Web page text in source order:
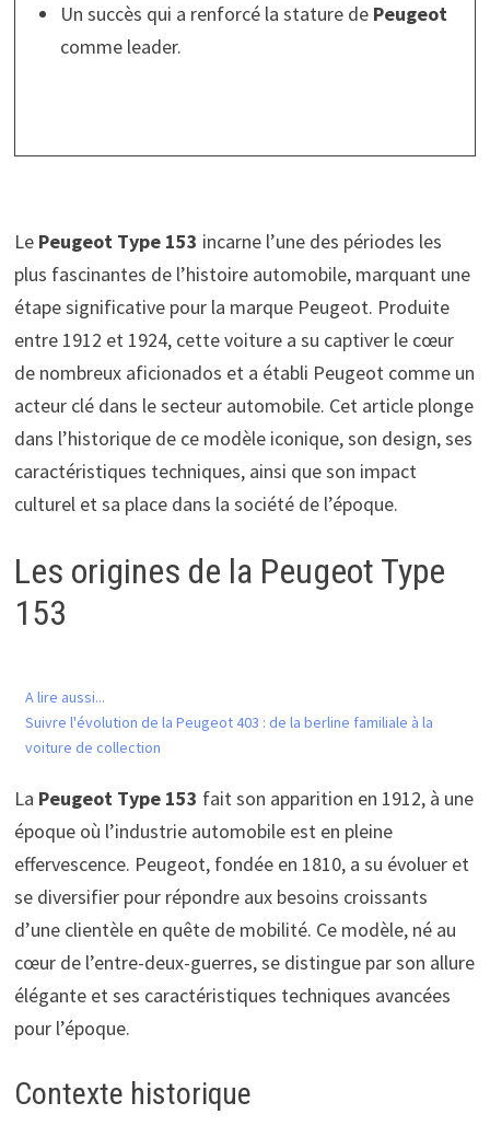
Un succès qui a renforcé la stature de Peugeot
comme leader.
Le Peugeot Type 153 incarne l’une des périodes les
plus fascinantes de l’histoire automobile, marquant une
étape significative pour la marque Peugeot. Produite
entre 1912 et 1924, cette voiture a su captiver le cœur
de nombreux aficionados et a établi Peugeot comme un
acteur clé dans le secteur automobile. Cet article plonge
dans l’historique de ce modèle iconique, son design, ses
caractéristiques techniques, ainsi que son impact
culturel et sa place dans la société de l’époque.
Les origines de la Peugeot Type
153
A lire aussi...
Suivre l'évolution de la Peugeot 403 : de la berline familiale à la
voiture de collection
La Peugeot Type 153 fait son apparition en 1912, à une
époque où l’industrie automobile est en pleine
effervescence. Peugeot, fondée en 1810, a su évoluer et
se diversifier pour répondre aux besoins croissants
d’une clientèle en quête de mobilité. Ce modèle, né au
cœur de l’entre-deux-guerres, se distingue par son allure
élégante et ses caractéristiques techniques avancées
pour l’époque.
Contexte historique